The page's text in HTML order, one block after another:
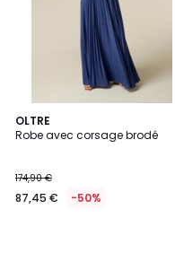
OLTRE
Robe avec corsage brodé
174,90 €
87,45 € -50%